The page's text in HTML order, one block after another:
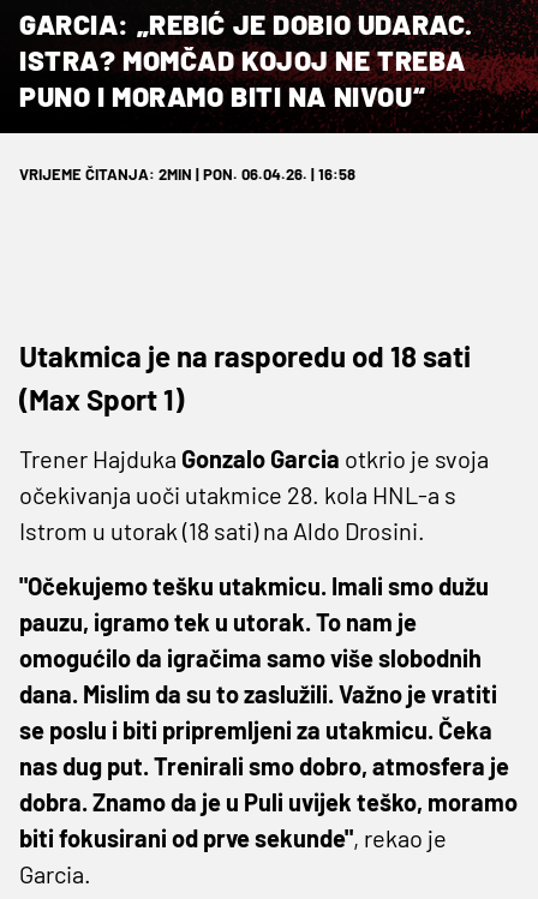
GARCIA: „REBIĆ JE DOBIO UDARAC.
ISTRA? MOMČAD KOJOJ NE TREBA
PUNO I MORAMO BITI NA NIVOU“
VRIJEME ČITANJA: 2MIN | PON. 06.04.26. | 16:58
Utakmica je na rasporedu od 18 sati
(Max Sport 1)
Trener Hajduka Gonzalo Garcia otkrio je svoja
očekivanja uoči utakmice 28. kola HNL-a s
Istrom u utorak (18 sati) na Aldo Drosini.
"Očekujemo tešku utakmicu. Imali smo dužu
pauzu, igramo tek u utorak. To nam je
omogućilo da igračima samo više slobodnih
dana. Mislim da su to zaslužili. Važno je vratiti
se poslu i biti pripremljeni za utakmicu. Čeka
nas dug put. Trenirali smo dobro, atmosfera je
dobra. Znamo da je u Puli uvijek teško, moramo
biti fokusirani od prve sekunde", rekao je
Garcia.